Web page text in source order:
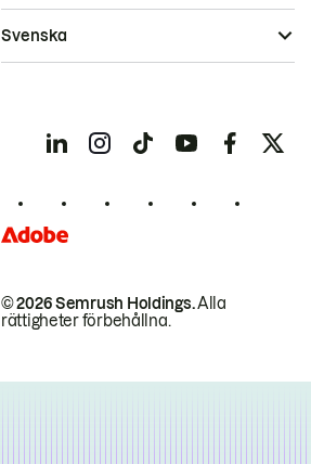
© 2026 Semrush Holdings.Alla
rättigheter förbehållna.
Svenska